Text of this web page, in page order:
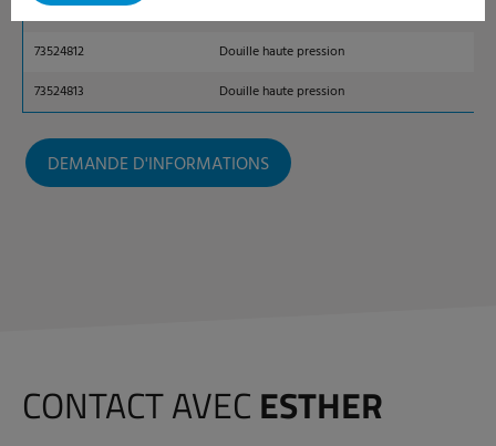
73524811
73524812
Douille haute pression
73524813
Douille haute pression
DEMANDE D'INFORMATIONS
CONTACT AVEC ESTHER